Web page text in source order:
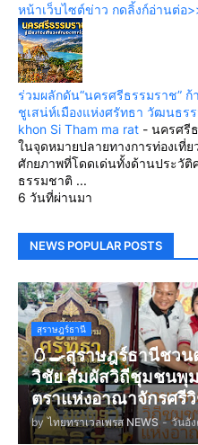
หน้าเว็บไซต์ข่าว กดลิ้งก์อ่านต่อ
ร่วมผลักดัน“นครศรีธรรมราช” ก้
ชูเสน่ห์เมืองแห่งศรัทธา วัฒนธร
khon Si Tham ma rat - นครศรี
ในจุดหมายปลายทางการท่องเที่
ศักยภาพที่โดดเด่นทั้งด้านประวั
ธรรมชาติ ...
6 วันที่ผ่านมา
NEWS POPULAR POSTS
สุราษฎร์ธานี
🥚🍳สุราษฎร์ธานีชวน
วิชัย สัมผัสวิถีชุมชนพุม
ตราแห่งอาณาจักรศรี
by ไทยทราเวลเพรส NEWS - วันอั